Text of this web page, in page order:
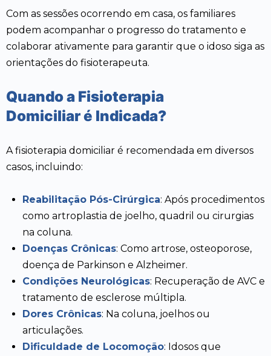
Com as sessões ocorrendo em casa, os familiares
podem acompanhar o progresso do tratamento e
colaborar ativamente para garantir que o idoso siga as
orientações do fisioterapeuta.
Quando a Fisioterapia
Domiciliar é Indicada?
A fisioterapia domiciliar é recomendada em diversos
casos, incluindo:
Reabilitação Pós-Cirúrgica: Após procedimentos
como artroplastia de joelho, quadril ou cirurgias
na coluna.
Doenças Crônicas: Como artrose, osteoporose,
doença de Parkinson e Alzheimer.
Condições Neurológicas: Recuperação de AVC e
tratamento de esclerose múltipla.
Dores Crônicas: Na coluna, joelhos ou
articulações.
Dificuldade de Locomoção: Idosos que